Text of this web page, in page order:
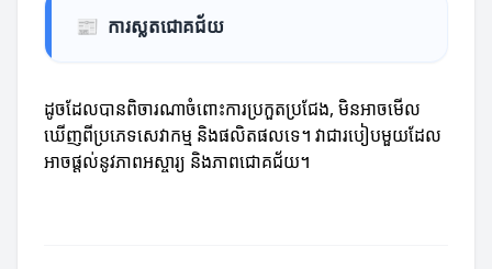
📰 ការស្លតជោគជ័យ
ដូចដែលបានពិចារណាចំពោះការប្រកួតប្រជែង, មិនអាចមើល
ឃើញពីប្រភេទសេវាកម្ម និងផលិតផលទេ។ វាជារបៀបមួយដែល
អាចផ្តល់នូវភាពអស្ចារ្យ និងភាពជោគជ័យ។